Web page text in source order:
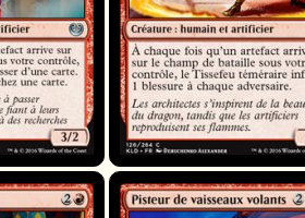
Pisteur de vaisseaux volants